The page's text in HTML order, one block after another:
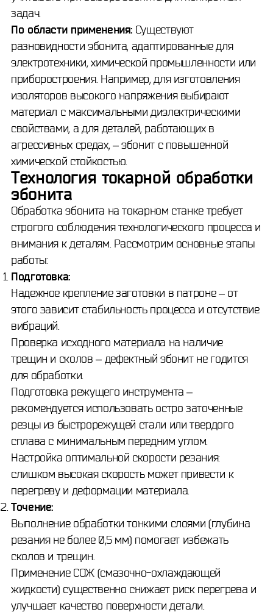
задач.
По области применения: Существуют
разновидности эбонита, адаптированные для
электротехники, химической промышленности или
приборостроения. Например, для изготовления
изоляторов высокого напряжения выбирают
материал с максимальными диэлектрическими
свойствами, а для деталей, работающих в
агрессивных средах, – эбонит с повышенной
химической стойкостью.
Технология токарной обработки
эбонита
Обработка эбонита на токарном станке требует
строгого соблюдения технологического процесса и
внимания к деталям. Рассмотрим основные этапы
работы:
Подготовка:
Надежное крепление заготовки в патроне – от
этого зависит стабильность процесса и отсутствие
вибраций.
Проверка исходного материала на наличие
трещин и сколов – дефектный эбонит не годится
для обработки.
Подготовка режущего инструмента –
рекомендуется использовать остро заточенные
резцы из быстрорежущей стали или твердого
сплава с минимальным передним углом.
Настройка оптимальной скорости резания:
слишком высокая скорость может привести к
перегреву и деформации материала.
Точение:
Выполнение обработки тонкими слоями (глубина
резания не более 0,5 мм) помогает избежать
сколов и трещин.
Применение СОЖ (смазочно-охлаждающей
жидкости) существенно снижает риск перегрева и
улучшает качество поверхности детали.